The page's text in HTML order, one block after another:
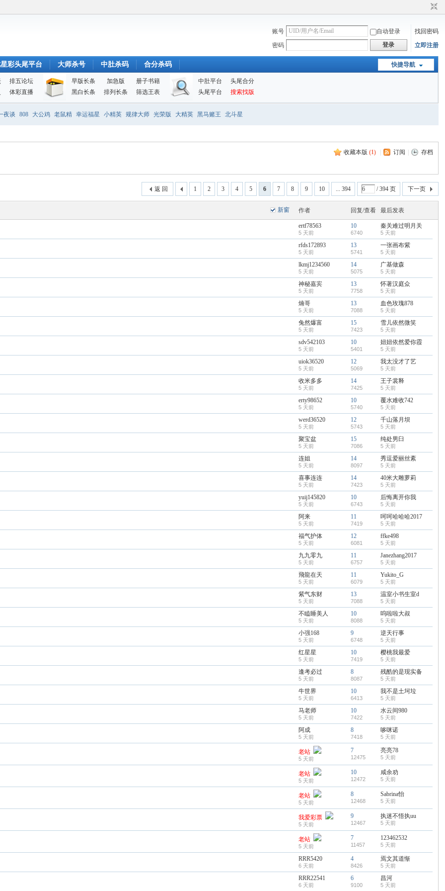
账号 自动登录
找回密码
密码
登录 立即注册
快捷导航
彩头尾平台 大师杀号 中肚杀码 合分杀码
排五论坛
体彩直播
早版长条 加急版
册子书籍
黑白长条
排列长条 筛选王表
中肚平台
头尾合分
头尾平台
搜索找版
夜谈 808 大公鸡 老鼠精 幸运福星 小精英 规律大师 光荣版 大精英 黑马赌王 北斗星
收藏本版 (1) 订阅 存档
1 2 3 4 5 6 7 8 9 10 ... 394 / 394 页 下一页
返 回
新窗 作者 回复/查看 最后发表
ertf78563
5 天前
10
6740
秦关难过明月关
5 天前
rfds172893
5 天前
13
5741
一张画布紫
5 天前
lkmj1234560
5 天前
14
5075
广基做森
5 天前
神秘嘉宾
5 天前
13
7758
怀著汉庭众
5 天前
煵哥
5 天前
13
7088
血色玫瑰878
5 天前
兔然爆富
5 天前
15
7423
雪儿依然微笑
5 天前
sdv542103
5 天前
10
5401
妞妞依然爱你霞
5 天前
uiok36520
5 天前
12
5069
我太没才了艺
5 天前
收米多多
5 天前
14
7425
王子裳释
5 天前
erty98652
5 天前
10
5740
覆水难收742
5 天前
werd36520
5 天前
12
5743
千山落月坝
5 天前
聚宝盆
5 天前
15
7086
纯处男臼
5 天前
连姐
5 天前
14
8097
秀逗爱丽丝紊
5 天前
喜事连连
5 天前
14
7423
40米大雕萝莉
5 天前
yuij145820
5 天前
10
6743
后悔离开你我
5 天前
阿来
5 天前
11
7419
呵呵哈哈哈2017
5 天前
福气护体
5 天前
12
6081
ffke498
5 天前
九九零九
5 天前
11
6757
Janezhang2017
5 天前
飛龍在天
5 天前
11
6079
Yukito_G
5 天前
紫气东财
5 天前
13
7088
温室小书生室d
5 天前
不瞌睡美人
5 天前
10
8088
呜啦啦大叔
5 天前
小强168
5 天前
9
6748
逆天行事
5 天前
红星星
5 天前
10
7419
樱桃我最爱
5 天前
逢考必过
5 天前
8
8087
残酷的是现实备
5 天前
牛世界
5 天前
10
6413
我不是土坷垃
5 天前
马老师
5 天前
10
7422
水云间980
5 天前
阿成
5 天前
8
7418
哆咪诺
5 天前
老站
5 天前
7
12475
亮亮78
5 天前
老站
5 天前
10
12472
咸余劝
5 天前
老站
5 天前
8
12468
Sabrina怡
5 天前
我爱彩票
5 天前
9
12467
执迷不悟执uu
5 天前
老站
5 天前
7
11457
123462532
5 天前
RRR5420
6 天前
4
8426
焉文其道惭
5 天前
RRR22541
6 天前
6
9100
昌河
5 天前